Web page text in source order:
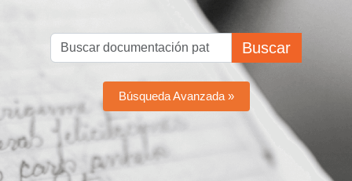
Buscar
Búsqueda Avanzada »